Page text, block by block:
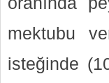
mektubu
isteğinde